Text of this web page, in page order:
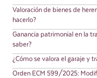
Valoración de bienes de
hacerlo?
Ganancia patrimonial en la
saber?
¿Cómo se valora el garaje y
Orden ECM 599/2025: